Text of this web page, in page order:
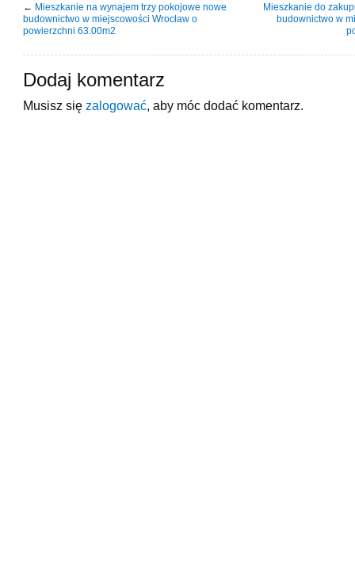
← Mieszkanie na wynajem trzy pokojowe nowe
budownictwo w miejscowości Wrocław o
powierzchni 63.00m2
Mieszkanie do
budownictwo w
Dodaj komentarz
Musisz się zalogować , aby móc dodać komentarz.